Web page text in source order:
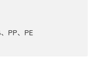
PP、PE